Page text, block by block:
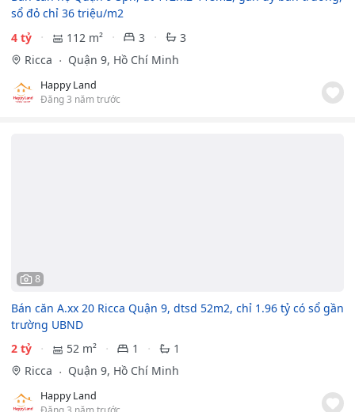
sổ đỏ chỉ 36 triệu/m2
4 tỷ
112 m² 3
3
Ricca
Quận 9, Hồ Chí Minh
Happy Land
Đăng 3 năm trước
8
Bán căn A.xx 20 Ricca Quận 9, dtsd 52m2, chỉ 1.96 tỷ có sổ gần
trường UBND
2 tỷ
52 m² 1
1
Ricca
Quận 9, Hồ Chí Minh
Happy Land